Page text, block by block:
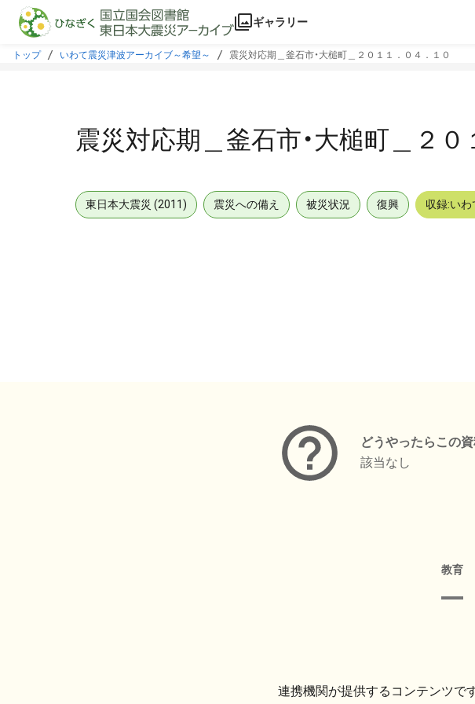
本文に飛ぶ
ギャラリー
トップ いわて震災津波アーカイブ～希望～ 震災対応期＿釜石市・大槌町＿２０１１．０４．１０
震災対応期＿釜石市・大槌町＿２
東日本大震災 (2011) 震災への備え 被災状況 復興 収録:い
どうやったらこの
該当なし
教育
連携機関が提供するコンテンツです